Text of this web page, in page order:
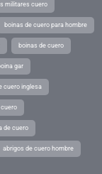
militares cuero
boinas de cuero para hombre
boinas de cuero
gar
cuero inglesa
cuero
de cuero
abrigos de cuero hombre